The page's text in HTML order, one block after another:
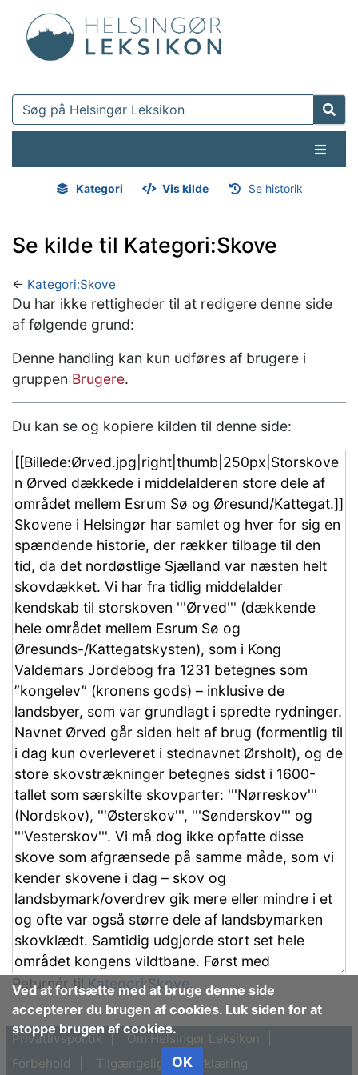
Kategori Vis kilde Se historik
Se kilde til Kategori:Skove
← Kategori:Skove
Hop til: navigering,søgning
Du har ikke rettigheder til at redigere denne side
af følgende grund:
Denne handling kan kun udføres af brugere i
gruppen Brugere.
Du kan se og kopiere kilden til denne side:
Returnér tilKategori:Skove.
Ved at fortsætte med at bruge denne side
accepterer du brugen af cookies. Luk siden for at
stoppe brugen af cookies.
OK
Privatlivspolitik
Om Helsingør Leksikon
Forbehold
Tilgængelighedserklæring